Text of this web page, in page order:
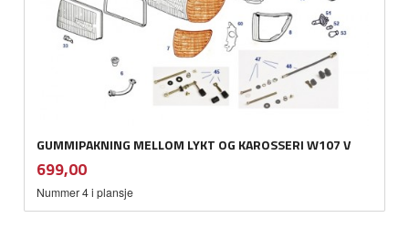
GUMMIPAKNING MELLOM LYKT OG KAROSSERI W107 V
Pris
699,00mva.
Nummer 4 i plansje